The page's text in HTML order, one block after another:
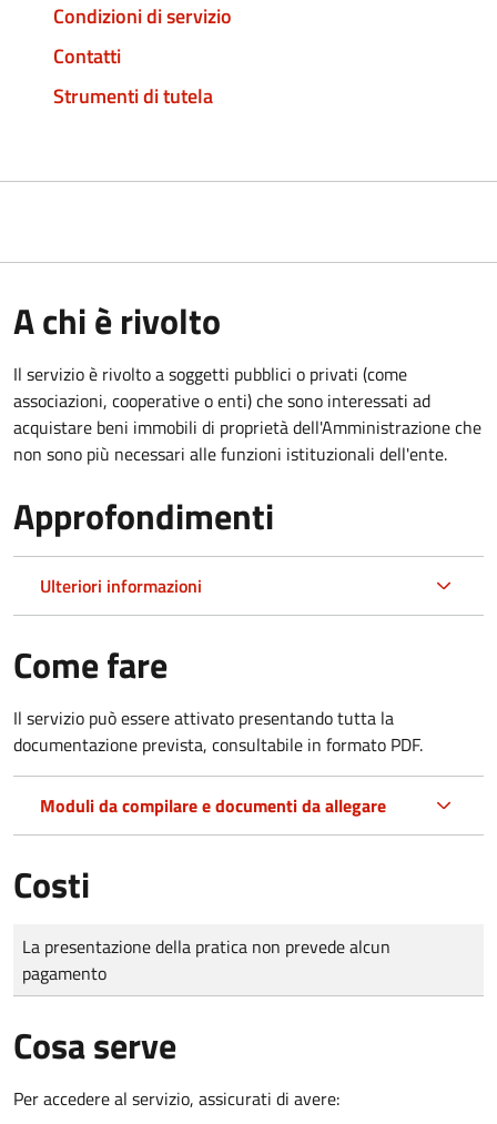
Condizioni di servizio
Contatti
Strumenti di tutela
A chi è rivolto
Il servizio è rivolto a soggetti pubblici o privati (come
associazioni, cooperative o enti) che sono interessati ad
acquistare beni immobili di proprietà dell'Amministrazione che
non sono più necessari alle funzioni istituzionali dell'ente.
Approfondimenti
Ulteriori informazioni
Come fare
Il servizio può essere attivato presentando tutta la
documentazione prevista, consultabile in formato PDF.
Moduli da compilare e documenti da allegare
Costi
Tipo di pagamento
Importo
La presentazione della pratica non prevede alcun
pagamento
Cosa serve
Per accedere al servizio, assicurati di avere: